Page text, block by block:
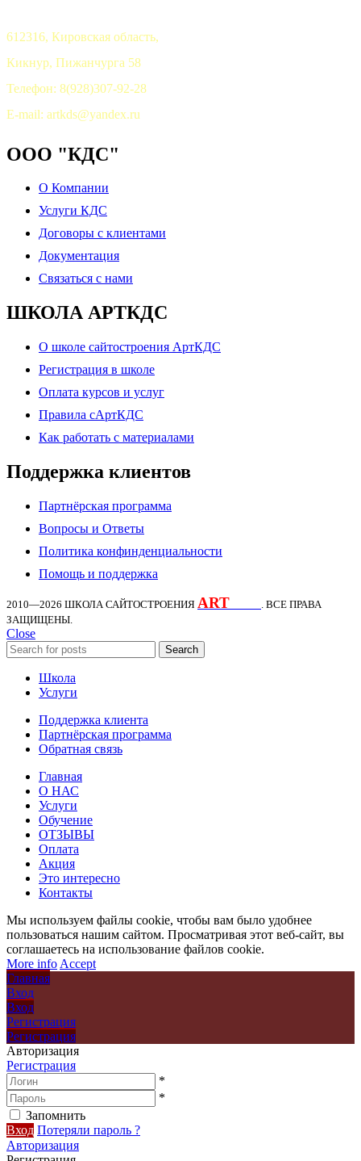
612316, Кировская область,
Кикнур, Пижанчурга 58
Телефон: 8(928)307-92-28
E-mail: artkds@yandex.ru
ООО "КДС"
О Компании
Услуги КДС
Договоры с клиентами
Документация
Связаться с нами
ШКОЛА АРТКДС
О школе сайтостроения АртКДС
Регистрация в школе
Оплата курсов и услуг
Правила сАртКДС
Как работать с материалами
Поддержка клиентов
Партнёрская программа
Вопросы и Ответы
Политика конфинденциальности
Помощь и поддержка
2010—2026 ШКОЛА САЙТОСТРОЕНИЯ ART
. ВСЕ ПРАВА
ЗАЩИЩЕНЫ.
Close
Search
Школа
Услуги
Поддержка клиента
Партнёрская программа
Обратная связь
Главная
О НАС
Услуги
Обучение
ОТЗЫВЫ
Оплата
Акция
Это интересно
Контакты
Мы используем файлы cookie, чтобы вам было удобнее
пользоваться нашим сайтом. Просматривая этот веб-сайт, вы
соглашаетесь на использование файлов cookie.
More info Accept
Главная
Вход
Вход
Регистрация
Регистрация
Авторизация
Регистрация
*
*
Запомнить
Вход Потеряли пароль ?
Авторизация